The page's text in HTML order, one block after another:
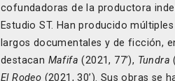
cofundadoras de la productora
Estudio ST. Han producido
largos documentales y de ficción,
destacan Mafifa(2021, 77’), Tundra
El Rodeo (2021, 30’). Sus obras se